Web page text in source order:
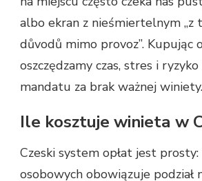
albo ekran z nieśmiertelnym „z
důvodů mimo provoz”. Kupując
oszczędzamy czas, stres i
mandatu za brak ważnej winiety.
Ile kosztuje winieta w
Czeski system opłat jest
osobowych obowiązuje podział